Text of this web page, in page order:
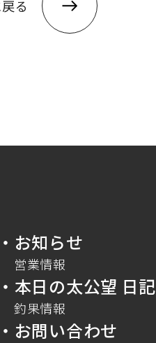
る
お知らせ
営業情報
本日の太公望 日記
釣果情報
お問い合わせ